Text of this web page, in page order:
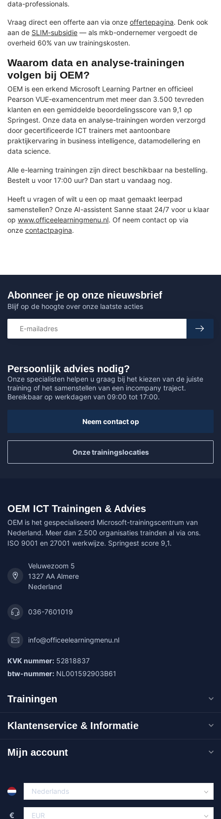
data-professionals.
Vraag direct een offerte aan via onze offertepagina. Denk ook
aan de SLIM-subsidie — als mkb-ondernemer vergoedt de
overheid 60% van uw trainingskosten.
Waarom data en analyse-trainingen
volgen bij OEM?
OEM is een erkend Microsoft Learning Partner en officieel
Pearson VUE-examencentrum met meer dan 3.500 tevreden
klanten en een gemiddelde beoordelingsscore van 9,1 op
Springest. Onze data en analyse-trainingen worden verzorgd
door gecertificeerde ICT trainers met aantoonbare
praktijkervaring in business intelligence, datamodellering en
data science.
Alle e-learning trainingen zijn direct beschikbaar na bestelling.
Bestelt u voor 17:00 uur? Dan start u vandaag nog.
Heeft u vragen of wilt u een op maat gemaakt leerpad
samenstellen? Onze AI-assistent Sanne staat 24/7 voor u klaar
op www.officeelearningmenu.nl. Of neem contact op via
onze contactpagina.
Persoonlijk advies nodig?
Onze specialisten helpen u graag bij het kiezen van de juiste
training of het samenstellen van een incompany traject.
Bereikbaar op werkdagen van 09:00 tot 17:00.
Neem contact op
Onze trainingslocaties
Abonneer je op onze nieuwsbrief
Blijf op de hoogte over onze laatste acties
OEM ICT Trainingen & Advies
OEM is het gespecialiseerd Microsoft-trainingscentrum van
Nederland. Meer dan 2.500 organisaties trainden al via ons.
ISO 9001 en 27001 werkwijze. Springest score 9,1.
Veluwezoom 5
1327 AA Almere
Nederland
036-7601019
info@officeelearningmenu.nl
KVK nummer: 52818837
btw-nummer: NL001592903B61
Trainingen
Klantenservice & Informatie
Mijn account
€